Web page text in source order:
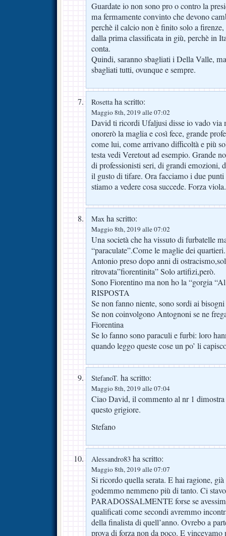
Guardate io non sono pro o contro la
ma fermamente convinto che devono
perchè il calcio non è finito solo a
dalla prima classificata in giù, perchè in
conta.
Quindi, saranno sbagliati i Della Valle,
sbagliati tutti, ovunque e sempre.
Rosettaha scritto:
Maggio 8th, 2019 alle 07:02
David ti ricordi Ufaljusi disse io vado via
onorerò la maglia e così fece, grande
come lui, come arrivano difficoltà e più
testa vedi Veretout ad esempio. Grande
di professionisti seri, di grandi emozioni,
il gusto di tifare. Ora facciamo i due
stiamo a vedere cosa succede. Forza viola.
Max ha scritto:
Maggio 8th, 2019 alle 07:02
Una società che ha vissuto di furbatelle
“paraculate”.Come le maglie dei
Antonio preso dopo anni di
ritrovata”fiorentinita” Solo artifizi,però.
Sono Fiorentino ma non ho la “gorgia
RISPOSTA
Se non fanno niente, sono sordi ai
Se non coinvolgono Antognoni se ne
Fiorentina
Se lo fanno sono paraculi e furbi: loro
quando leggo queste cose un po’ li
StefanoT. ha scritto:
Maggio 8th, 2019 alle 07:04
Ciao David, il commento al nr 1
questo grigiore.
Stefano
Alessandro83 ha scritto:
Maggio 8th, 2019 alle 07:07
Si ricordo quella serata. E hai ragione,
godemmo nemmeno più di tanto. Ci
PARADOSSALMENTE forse se
qualificati come secondi avremmo
della finalista di quell’anno. Ovrebo a
prova di forza non da poco. E